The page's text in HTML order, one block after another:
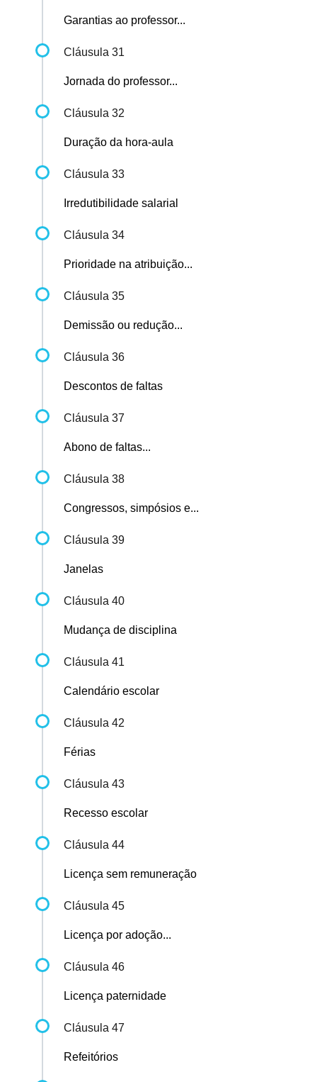
Garantias ao professor...
Cláusula 31
Jornada do professor...
Cláusula 32
Duração da hora-aula
Cláusula 33
Irredutibilidade salarial
Cláusula 34
Prioridade na atribuição...
Cláusula 35
Demissão ou redução...
Cláusula 36
Descontos de faltas
Cláusula 37
Abono de faltas...
Cláusula 38
Congressos, simpósios e...
Cláusula 39
Janelas
Cláusula 40
Mudança de disciplina
Cláusula 41
Calendário escolar
Cláusula 42
Férias
Cláusula 43
Recesso escolar
Cláusula 44
Licença sem remuneração
Cláusula 45
Licença por adoção...
Cláusula 46
Licença paternidade
Cláusula 47
Refeitórios